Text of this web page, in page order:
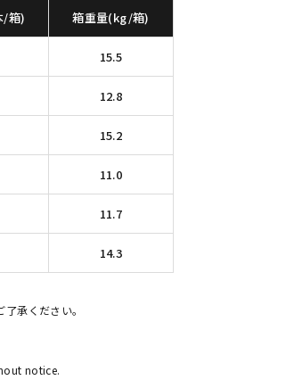
/箱) 箱重量(kg/箱)
15.5
12.8
15.2
11.0
11.7
14.3
承ください。
notice.